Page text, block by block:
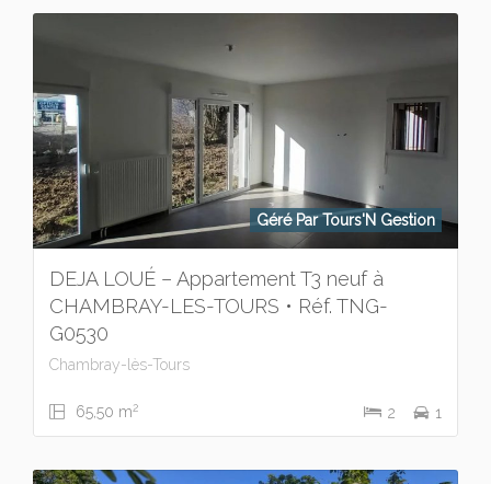
Géré Par Tours'N Gestion
DEJA LOUÉ – Appartement T3 neuf à
CHAMBRAY-LES-TOURS • Réf. TNG-
G0530
Chambray-lès-Tours
65,50 m2 2 1